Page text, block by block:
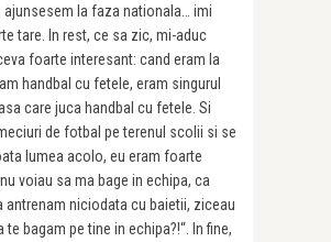
ajunsesem la faza nationala… imi
tare. In rest, ce sa zic, mi-aduc
foarte interesant: cand eram la
handbal cu fetele, eram singurul
care juca handbal cu fetele. Si
de fotbal pe terenul scolii si se
lumea acolo, eu eram foarte
voiau sa ma bage in echipa, ca
antrenam niciodata cu baietii, ziceau
te bagam pe tine in echipa?!“. In fine,